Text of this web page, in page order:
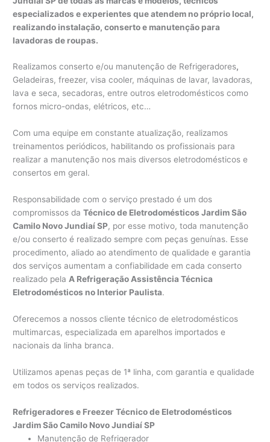
especializados e experientes que atendem no próprio local,
realizando instalação, conserto e manutenção para
lavadoras de roupas.
Realizamos conserto e/ou manutenção de Refrigeradores,
Geladeiras, freezer, visa cooler, máquinas de lavar, lavadoras,
lava e seca, secadoras, entre outros eletrodomésticos como
fornos micro-ondas, elétricos, etc…
Com uma equipe em constante atualização, realizamos
treinamentos periódicos, habilitando os profissionais para
realizar a manutenção nos mais diversos eletrodomésticos e
consertos em geral.
Responsabilidade com o serviço prestado é um dos
compromissos daTécnico de Eletrodomésticos Jardim São
Camilo Novo Jundiaí SP, por esse motivo, toda manutenção
e/ou conserto é realizado sempre com peças genuínas. Esse
procedimento, aliado ao atendimento de qualidade e garantia
dos serviços aumentam a confiabilidade em cada conserto
realizado pela A Refrigeração Assistência Técnica
Eletrodomésticos no Interior Paulista.
Oferecemos a nossos cliente técnico de eletrodomésticos
multimarcas, especializada em aparelhos importados e
nacionais da linha branca.
Utilizamos apenas peças de 1ª linha, com garantia e qualidade
em todos os serviços realizados.
Refrigeradores e Freezer Técnico de Eletrodomésticos
Jardim São Camilo Novo Jundiaí SP
Manutenção de Refrigerador